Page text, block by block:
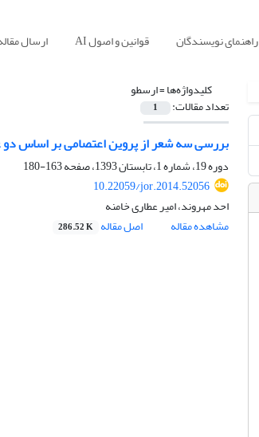
راهنمای نویسندگان قوانین و اصول AI ارسال
کلیدواژه‌ها =ارسطو
تعداد مقالات: 1
بررسی سه شعر از پروین اعتصامی بر اساس
دوره 19، شماره 1، تابستان 1393، صفحه
163-180
10.22059/jor.2014.52056
احد مهروند، امیر عطاری خامنه
مشاهده مقاله
اصل مقاله 286.52 K